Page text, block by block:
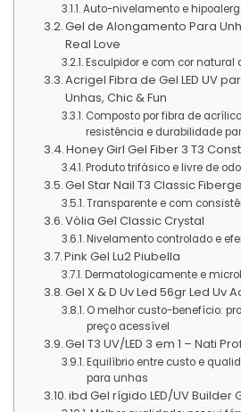
Auto-nivelamento e
Gel de Alongamento Para
Real Love
Esculpidor e com cor natural
Acrigel Fibra de Gel LED UV
Unhas, Chic & Fun
Composto por fibra de
resistência e durabilidade
Honey Girl Gel Fiber 3 T3
Produto trifásico e livre de
Gel Star Nail T3 Classic
Transparente e com
Vòlia Gel Classic Crystal
Nivelamento controlado e
Pink Gel Lu2 Piubella
Dermatologicamente e
Gel X & D Uv Led 56gr Led Uv
O melhor custo-benefício:
preço acessível
Gel T3 UV/LED 3 em 1 – Nati
Equilíbrio entre custo e
para unhas
ibd Gel rígido LED/UV Builder